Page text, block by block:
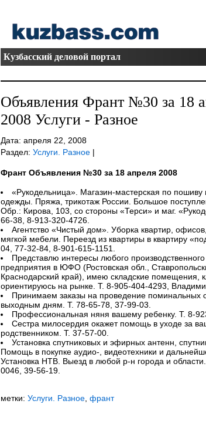
Кузбасский деловой портал
Объявления Франт №30 за 18
2008 Услуги - Разное
Дата: апреля 22, 2008
Раздел: Услуги. Разное|
Франт Объявления №30 за 18 апреля 2008
«Рукодельница». Магазин-мастерская по пошиву
одежды. Пряжа, трикотаж России. Большое
Обр.: Кирова, 103, со стороны «Терси» и маг.
66-38, 8-913-320-4726.
Агентство «Чистый дом». Уборка квартир, офисов,
мягкой мебели. Переезд из квартиры в квартиру
04, 77-32-84, 8-901-615-1151.
Представлю интересы любого
предприятия в ЮФО (Ростовская обл.,
Краснодарский край), имею складские помещения,
ориентируюсь на рынке. Т. 8-905-404-4293,
Принимаем заказы на проведение поминальных
выходным дням. Т. 78-65-78, 37-99-03.
Профессиональная няня вашему ребенку. Т. 8-
Сестра милосердия окажет помощь в уходе за
родственником. Т. 37-57-00.
Установка спутниковых и эфирных антенн,
Помощь в покупке аудио-, видеотехники и
Установка НТВ. Выезд в любой р-н города и
0046, 39-56-19.
метки: Услуги. Разное, франт